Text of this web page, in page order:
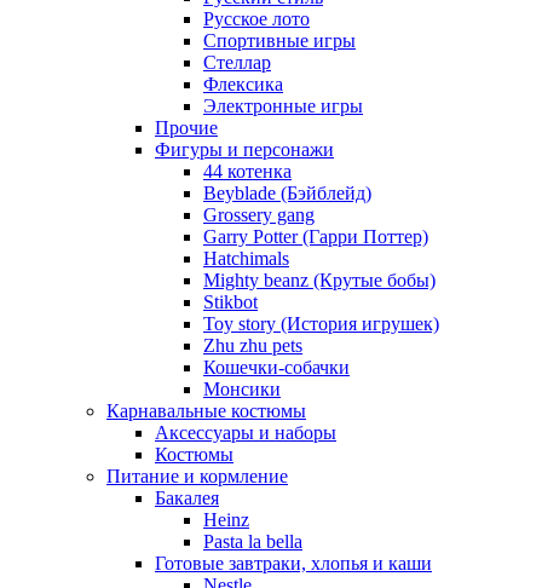
Русское лото
Спортивные игры
Стеллар
Флексика
Электронные игры
Прочие
Фигуры и персонажи
44 котенка
Beyblade (Бэйблейд)
Grossery gang
Garry Potter (Гарри Поттер)
Hatchimals
Mighty beanz (Крутые бобы)
Stikbot
Toy story (История игрушек)
Zhu zhu pets
Кошечки-собачки
Монсики
Карнавальные костюмы
Аксессуары и наборы
Костюмы
Питание и кормление
Бакалея
Heinz
Pasta la bella
Готовые завтраки, хлопья и каши